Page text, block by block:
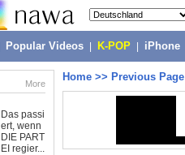
Popular Videos K-POP iPhone
More
Das passi
ert, wenn
DIE PART
EI regier...
Home >> Previous Page